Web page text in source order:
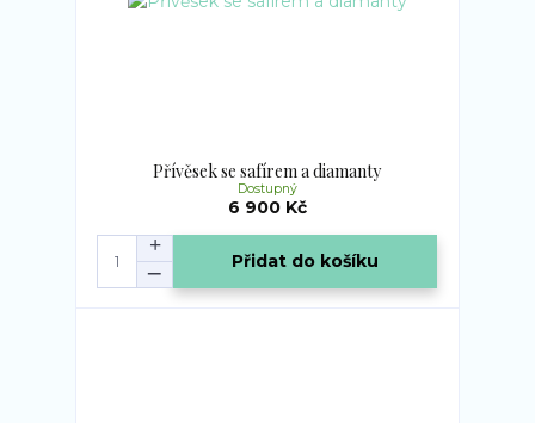
Přívěsek se safírem a diamanty
6 900 Kč
Dostupný
Přidat do košíku